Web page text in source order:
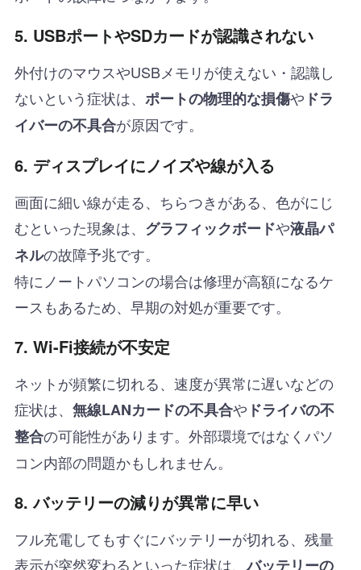
5. USBポートやSDカードが認識されない
外付けのマウスやUSBメモリが使えない・認識し
ないという症状は、 ポートの物理的な損傷や ドラ
イバーの不具合が原因です。
6. ディスプレイにノイズや線が入る
画面に細い線が走る、ちらつきがある、色がにじ
むといった現象は、 グラフィックボードや液晶パ
ネルの故障予兆です。
特にノートパソコンの場合は修理が高額になるケ
ースもあるため、早期の対処が重要です。
7. Wi-Fi接続が不安定
ネットが頻繁に切れる、速度が異常に遅いなどの
症状は、 無線LANカードの不具合や ドライバの不
整合の可能性があります。外部環境ではなくパソ
コン内部の問題かもしれません。
8. バッテリーの減りが異常に早い
フル充電してもすぐにバッテリーが切れる、残量
表示が突然変わるといった症状は、バッテリーの